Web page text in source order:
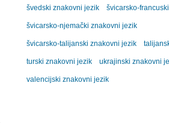
švedski znakovni jezik švicarsko-
švicarsko-njemački znakovni jezik
švicarsko-talijanski znakovni jezik
turski znakovni jezik ukrajinski znakovni
valencijski znakovni jezik